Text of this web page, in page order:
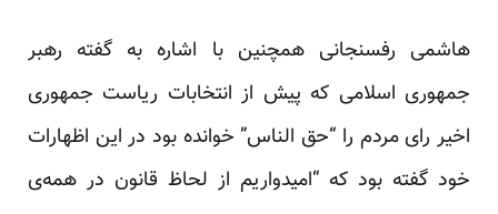
هاشمی رفسنجانی همچنین با اشاره به گفته رهبر
جمهوری اسلامی که پیش از انتخابات ریاست جمهوری
اخیر رای مردم را “حق الناس” خوانده بود در این اظهارات
خود گفته بود که “امیدواریم از لحاظ قانون در همه‌ی